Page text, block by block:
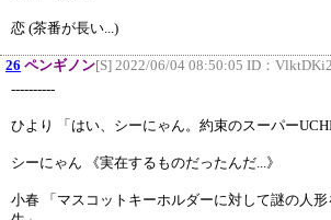
恋 (茶番が長い...)
26 ペンギノン[S] 2022/06/04 08:50:05 ID：
----------
ひより 「はい、シーにゃん。約束のスーパー
シーにゃん 《実在するものだったんだ...》
小春 「マスコットキーホルダーに対して謎の人